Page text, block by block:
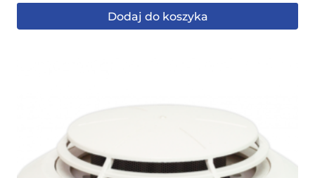
Dodaj do koszyka